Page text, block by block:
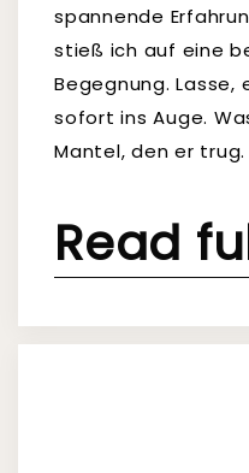
spannende
stieß ich auf eine
Begegnung. Lasse,
sofort ins Auge.
Mantel, den er trug.
Read